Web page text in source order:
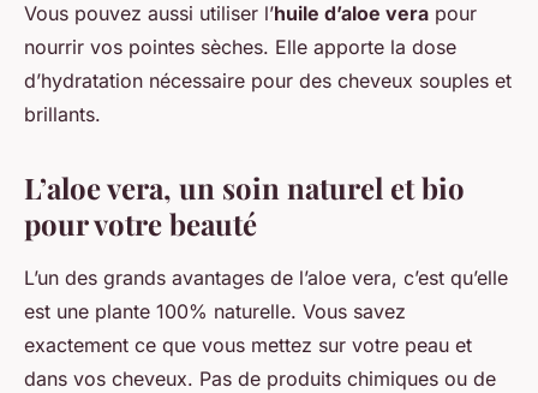
Vous pouvez aussi utiliser l’huile d’aloe vera pour
nourrir vos pointes sèches. Elle apporte la dose
d’hydratation nécessaire pour des cheveux souples et
brillants.
L’aloe vera, un soin naturel et bio
pour votre beauté
L’un des grands avantages de l’aloe vera, c’est qu’elle
est une plante 100% naturelle. Vous savez
exactement ce que vous mettez sur votre peau et
dans vos cheveux. Pas de produits chimiques ou de